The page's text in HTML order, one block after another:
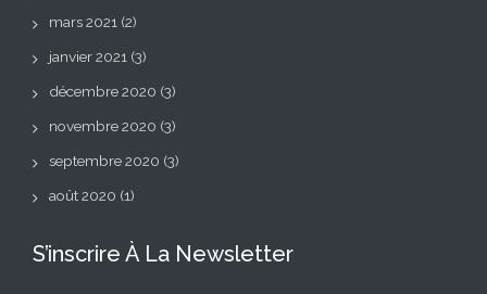
mars 2021 (2)
janvier 2021 (3)
décembre 2020 (3)
novembre 2020 (3)
septembre 2020 (3)
août 2020 (1)
S’inscrire À La Newsletter